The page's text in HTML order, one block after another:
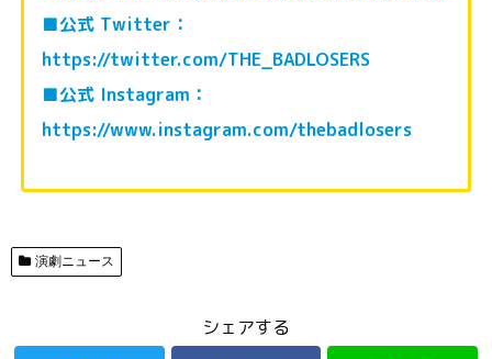
■公式 Twitter：
https://twitter.com/THE_BADLOSERS
■公式 Instagram：
https://www.instagram.com/thebadlosers
演劇ニュース
シェアする